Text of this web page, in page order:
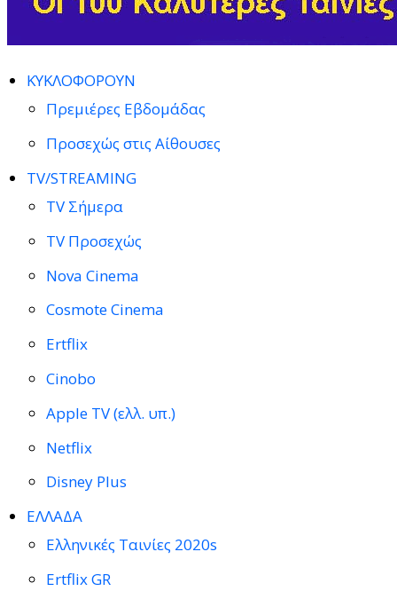
ΚΥΚΛΟΦΟΡΟΥΝ
Πρεμιέρες Εβδομάδας
Προσεχώς στις Αίθουσες
TV/STREAMING
TV Σήμερα
TV Προσεχώς
Nova Cinema
Cosmote Cinema
Ertflix
Cinobo
Apple TV (ελλ. υπ.)
Netflix
Disney Plus
ΕΛΛΑΔΑ
Ελληνικές Ταινίες 2020s
Ertflix GR